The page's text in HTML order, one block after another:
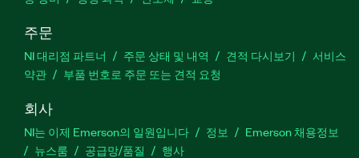
주문
NI 대리점 파트너 주문 상태 및 내역 견적 다시보기
서비스
약관
부품 번호로 주문 또는 견적 요청
회사
NI는 이제 Emerson의 일원입니다 정보
Emerson 채용정보
뉴스룸
공급망/품질 행사